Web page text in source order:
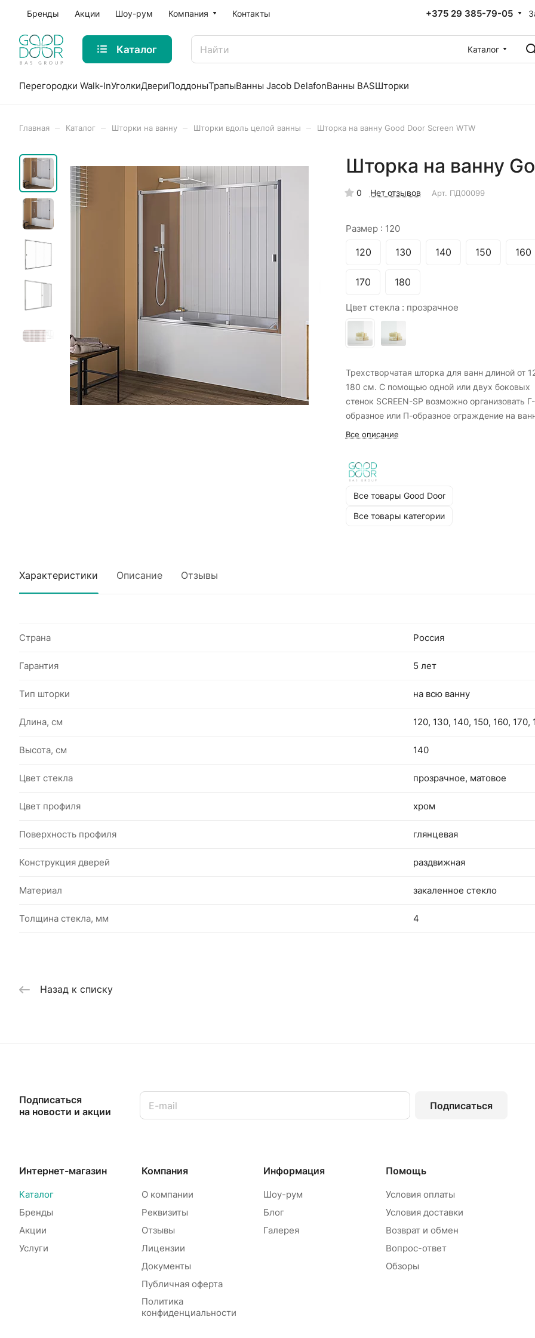
Бренды Акции Шоу-рум Компания Контакты +375 29 385-79-05
Каталог Каталог
Перегородки Walk-InУголкиДвериПоддоныТрапыВанны Jacob DelafonВанны BASШторки
Главная Каталог Шторки на ванну Шторки вдоль целой ванны Шторка на ванну Good Door Screen WTW
Шторка на ванну
0 Нет отзывов Арт. ПД00099
Размер : 120
120 130 140 150 160
170 180
Цвет стекла : прозрачное
Трехстворчатая шторка для ванн длиной от
180 см. С помощью одной или двух боковых
стенок SCREEN-SP возможно организовать Г-
образное или П-образное ограждение на
превратив ее в полноценную душевую
Все описание
Все товары Good Door
Все товары категории
Характеристики Описание Отзывы
Страна Россия
Гарантия 5 лет
Тип шторки на всю ванну
Длина, см 120, 130, 140, 150, 160, 170,
Высота, см 140
Цвет стекла прозрачное, матовое
Цвет профиля хром
Поверхность профиля глянцевая
Конструкция дверей раздвижная
Материал закаленное стекло
Толщина стекла, мм 4
Назад к списку
Подписаться
на новости и акции
Подписаться
Интернет-магазин
Каталог
Бренды
Акции
Услуги
Компания
О компании
Реквизиты
Отзывы
Лицензии
Документы
Публичная оферта
Политика
конфиденциальности
Информация
Шоу-рум
Блог
Галерея
Помощь
Условия оплаты
Условия доставки
Возврат и обмен
Вопрос-ответ
Обзоры